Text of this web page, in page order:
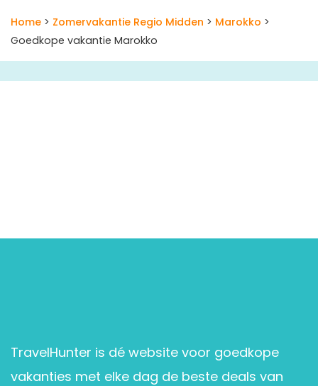
Home > Zomervakantie Regio Midden > Marokko >
Goedkope vakantie Marokko
TravelHunter is dé website voor goedkope
vakanties met elke dag de beste deals van